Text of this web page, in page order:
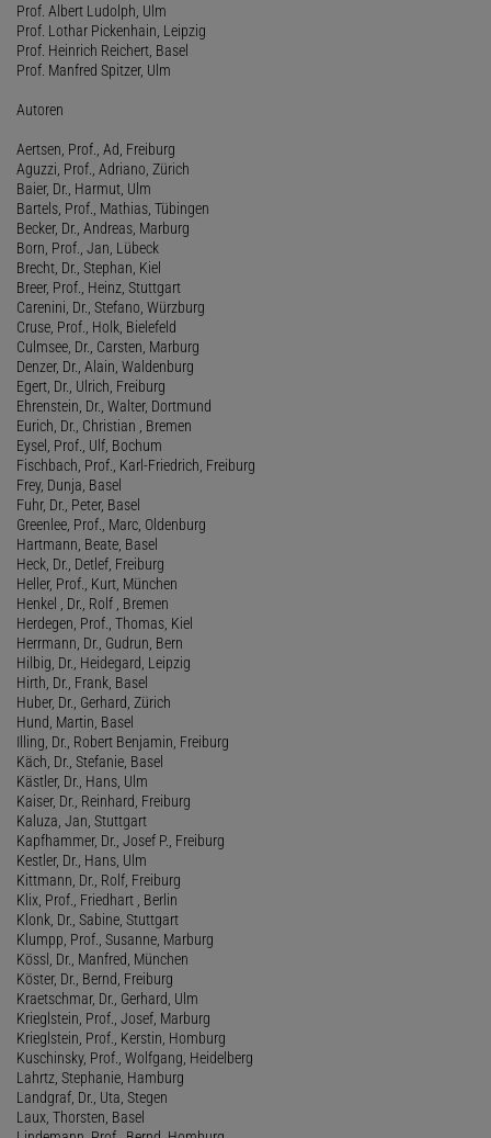
Prof. Albert Ludolph, Ulm
Prof. Lothar Pickenhain, Leipzig
Prof. Heinrich Reichert, Basel
Prof. Manfred Spitzer, Ulm
Autoren
Aertsen, Prof., Ad, Freiburg
Aguzzi, Prof., Adriano, Zürich
Baier, Dr., Harmut, Ulm
Bartels, Prof., Mathias, Tübingen
Becker, Dr., Andreas, Marburg
Born, Prof., Jan, Lübeck
Brecht, Dr., Stephan, Kiel
Breer, Prof., Heinz, Stuttgart
Carenini, Dr., Stefano, Würzburg
Cruse, Prof., Holk, Bielefeld
Culmsee, Dr., Carsten, Marburg
Denzer, Dr., Alain, Waldenburg
Egert, Dr., Ulrich, Freiburg
Ehrenstein, Dr., Walter, Dortmund
Eurich, Dr., Christian , Bremen
Eysel, Prof., Ulf, Bochum
Fischbach, Prof., Karl-Friedrich, Freiburg
Frey, Dunja, Basel
Fuhr, Dr., Peter, Basel
Greenlee, Prof., Marc, Oldenburg
Hartmann, Beate, Basel
Heck, Dr., Detlef, Freiburg
Heller, Prof., Kurt, München
Henkel , Dr., Rolf , Bremen
Herdegen, Prof., Thomas, Kiel
Herrmann, Dr., Gudrun, Bern
Hilbig, Dr., Heidegard, Leipzig
Hirth, Dr., Frank, Basel
Huber, Dr., Gerhard, Zürich
Hund, Martin, Basel
Illing, Dr., Robert Benjamin, Freiburg
Käch, Dr., Stefanie, Basel
Kästler, Dr., Hans, Ulm
Kaiser, Dr., Reinhard, Freiburg
Kaluza, Jan, Stuttgart
Kapfhammer, Dr., Josef P., Freiburg
Kestler, Dr., Hans, Ulm
Kittmann, Dr., Rolf, Freiburg
Klix, Prof., Friedhart , Berlin
Klonk, Dr., Sabine, Stuttgart
Klumpp, Prof., Susanne, Marburg
Kössl, Dr., Manfred, München
Köster, Dr., Bernd, Freiburg
Kraetschmar, Dr., Gerhard, Ulm
Krieglstein, Prof., Josef, Marburg
Krieglstein, Prof., Kerstin, Homburg
Kuschinsky, Prof., Wolfgang, Heidelberg
Lahrtz, Stephanie, Hamburg
Landgraf, Dr., Uta, Stegen
Laux, Thorsten, Basel